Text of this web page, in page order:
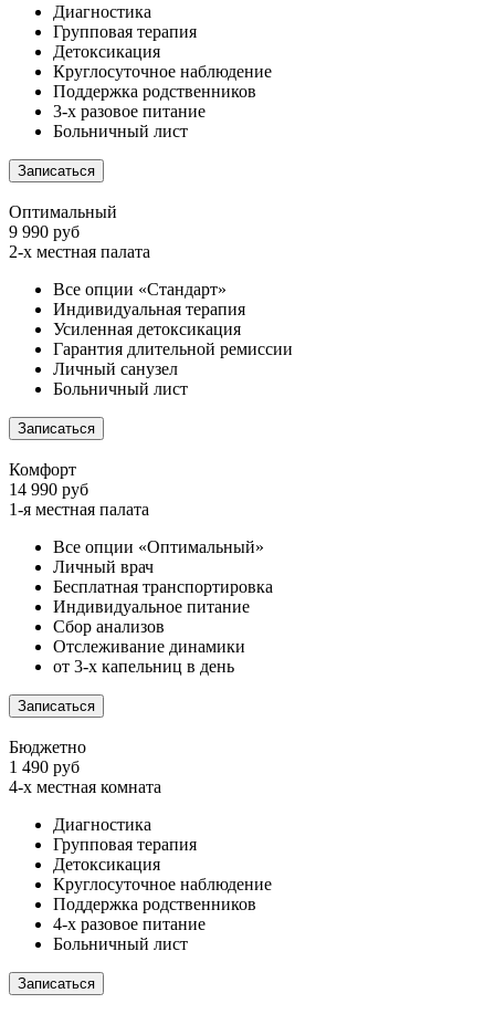
Диагностика
Групповая терапия
Детоксикация
Круглосуточное наблюдение
Поддержка родственников
3-х разовое питание
Больничный лист
Записаться
Оптимальный
9 990 руб
2-х местная палата
Все опции «Стандарт»
Индивидуальная терапия
Усиленная детоксикация
Гарантия длительной ремиссии
Личный санузел
Больничный лист
Записаться
Комфорт
14 990 руб
1-я местная палата
Все опции «Оптимальный»
Личный врач
Бесплатная транспортировка
Индивидуальное питание
Сбор анализов
Отслеживание динамики
от 3-х капельниц в день
Записаться
Бюджетно
1 490 руб
4-х местная комната
Диагностика
Групповая терапия
Детоксикация
Круглосуточное наблюдение
Поддержка родственников
4-х разовое питание
Больничный лист
Записаться